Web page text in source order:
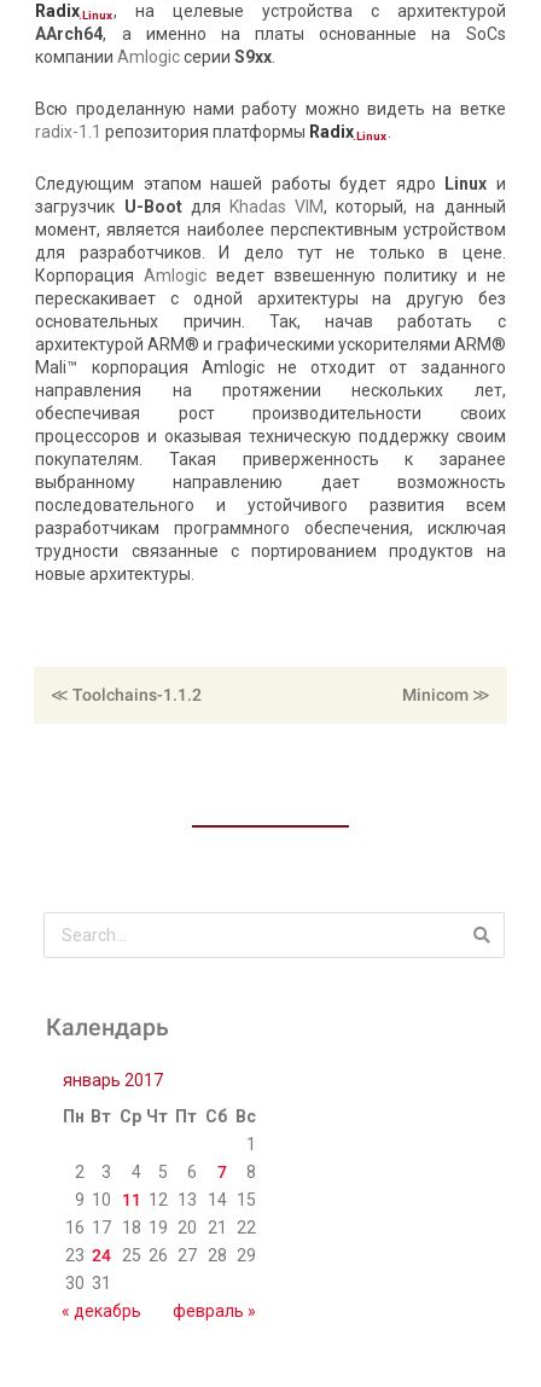
Radix.Linux, на целевые устройства с архитектурой
AArch64, а именно на платы основанные на SoCs
компанииAmlogicсерииS9xx.
Всю проделанную нами работу можно видеть на ветке
radix-1.1 репозитория платформы Radix.Linux
Следующим этапом нашей работы будет ядро Linux и
загрузчик U-Bootдля Khadas VIM, который, на данный
момент, является наиболее перспективным устройством
для разработчиков. И дело тут не только в цене.
КорпорацияAmlogic ведет взвешенную политику и не
перескакивает с одной архитектуры на другую без
основательных причин. Так, начав работать с
архитектурой ARM® и графическими ускорителями ARM®
Mali™ корпорация Amlogic не отходит от заданного
направления на протяжении нескольких лет,
обеспечивая рост производительности своих
процессоров и оказывая техническую поддержку своим
покупателям. Такая приверженность к заранее
выбранному направлению дает возможность
последовательного и устойчивого развития всем
разработчикам программного обеспечения, исключая
трудности связанные с портированием продуктов на
новые архитектуры.
≪ Toolchains-1.1.2 ≪ Minicom
Календарь
январь 2017
Пн Вт Ср Чт Пт Сб
Вс
1
2
3 4 5 6 7
8
9 10 11 12 13 14 15
16 17 18 19 20 21
22
23 24 25 26 27 28 29
30 31
« декабрь
февраль »